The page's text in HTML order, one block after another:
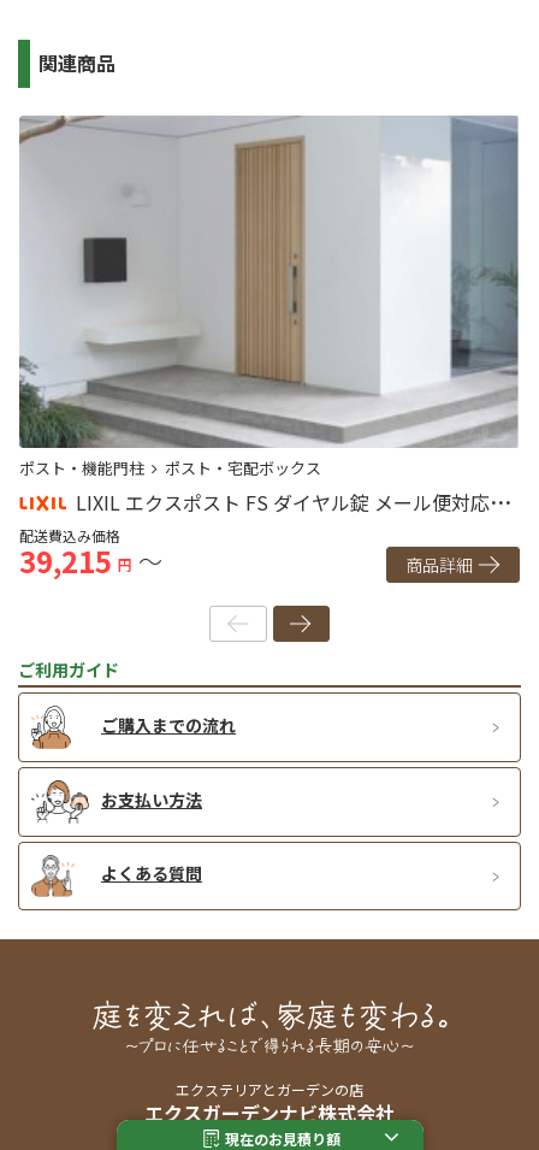
現在のお見積り額
関連商品
ポスト・機能門柱 ポスト・宅配ボックス
LIXIL エクスポスト FS ダイヤル錠 メール便対応｜
壁付け ポール建て
配送費込み価格
39,215 円 ～ 商品詳細
ご利用ガイド
ご購入までの流れ
お支払い方法
よくある質問
エクステリアとガーデンの店
エクスガーデンナビ株式会社
〒600-8155 京都市下京区西玉水町285